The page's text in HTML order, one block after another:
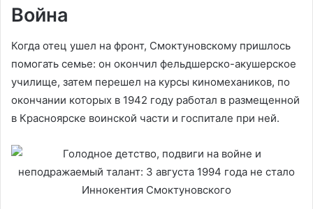
Война
Когда отец ушел на фронт, Смоктуновскому пришлось
помогать семье: он окончил фельдшерско-акушерское
училище, затем перешел на курсы киномехаников, по
окончании которых в 1942 году работал в размещенной
в Красноярске воинской части и госпитале при ней.